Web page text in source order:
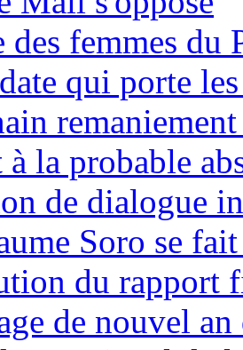
des femmes du
qui porte
à la probable
de dialogue
Soro se
du rapport
de nouvel